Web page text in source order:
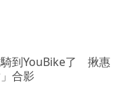
到YouBike了 揪惠
合影